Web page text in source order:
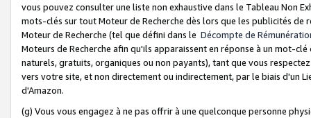
vous pouvez consulter une liste non exhaustive dans le Tableau Non
mots-clés sur tout Moteur de Recherche dès lors que les publicités de
Moteur de Recherche (tel que défini dans le Décompte de
Moteurs de Recherche afin qu'ils apparaissent en réponse à un mot-
naturels, gratuits, organiques ou non payants), tant que vous
vers votre site, et non directement ou indirectement, par le biais d'un
d'Amazon.
(g) Vous vous engagez à ne pas offrir à une quelconque personne